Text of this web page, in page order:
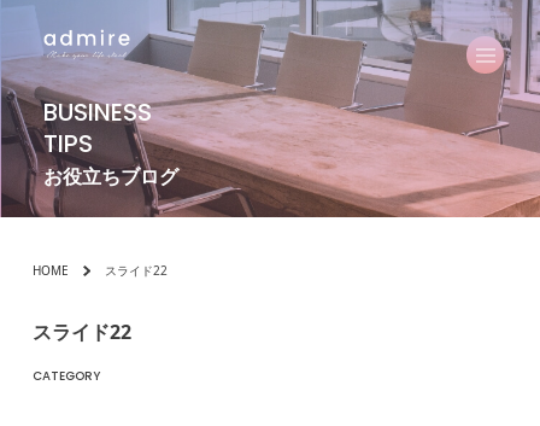
BUSINESS
TIPS
お役立ちブログ
HOME スライド22
スライド22
CATEGORY